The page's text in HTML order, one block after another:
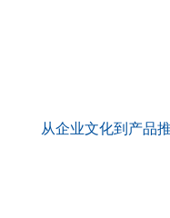
从企业文化到产品